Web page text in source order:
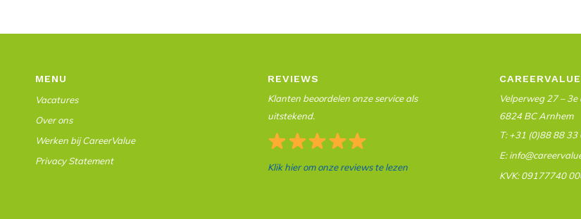
MENU
Vacatures
Over ons
Werken bij CareerValue
Privacy Statement
REVIEWS
Klanten beoordelen onze service als
uitstekend.
Klik hier om onze reviews te lezen
CAREERVALUE
Velperweg 27 – 3e
6824 BC Arnhem
T: +31 (0)88 88 33
E:
KVK: 09177740